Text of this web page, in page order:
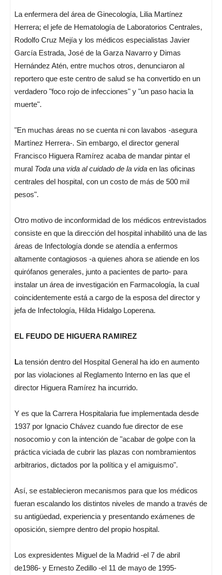
La enfermera del área de Ginecología, Lilia Martínez
Herrera; el jefe de Hematología de Laboratorios Centrales,
Rodolfo Cruz Mejía y los médicos especialistas Javier
García Estrada, José de la Garza Navarro y Dimas
Hernández Atén, entre muchos otros, denunciaron al
reportero que este centro de salud se ha convertido en un
verdadero "foco rojo de infecciones" y "un paso hacia la
muerte".
"En muchas áreas no se cuenta ni con lavabos -asegura
Martínez Herrera-. Sin embargo, el director general
Francisco Higuera Ramírez acaba de mandar pintar el
mural Toda una vida al cuidado de la vida en las oficinas
centrales del hospital, con un costo de más de 500 mil
pesos".
Otro motivo de inconformidad de los médicos entrevistados
consiste en que la dirección del hospital inhabilitó una de las
áreas de Infectología donde se atendía a enfermos
altamente contagiosos -a quienes ahora se atiende en los
quirófanos generales, junto a pacientes de parto- para
instalar un área de investigación en Farmacología, la cual
coincidentemente está a cargo de la esposa del director y
jefa de Infectología, Hilda Hidalgo Loperena.
EL FEUDO DE HIGUERA RAMIREZ
La tensión dentro del Hospital General ha ido en aumento
por las violaciones al Reglamento Interno en las que el
director Higuera Ramírez ha incurrido.
Y es que la Carrera Hospitalaria fue implementada desde
1937 por Ignacio Chávez cuando fue director de ese
nosocomio y con la intención de "acabar de golpe con la
práctica viciada de cubrir las plazas con nombramientos
arbitrarios, dictados por la política y el amiguismo".
Así, se establecieron mecanismos para que los médicos
fueran escalando los distintos niveles de mando a través de
su antigüedad, experiencia y presentando exámenes de
oposición, siempre dentro del propio hospital.
Los expresidentes Miguel de la Madrid -el 7 de abril
de1986- y Ernesto Zedillo -el 11 de mayo de 1995-